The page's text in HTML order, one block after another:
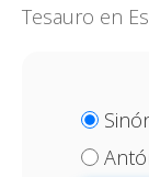
Tesauro en